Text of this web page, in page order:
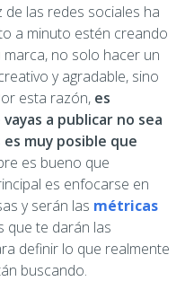
de las redes sociales ha
a minuto estén creando
no solo hacer un
y agradable, sino
esta razón, es
a publicar no sea
muy posible que
es bueno que
es enfocarse en
y serán las métricas
que te darán las
definir lo que realmente
buscando.